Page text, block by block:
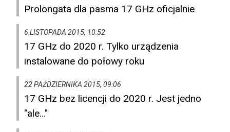
Prolongata dla pasma 17 GHz oficjalnie
6 LISTOPADA 2015, 10:52
17 GHz do 2020 r. Tylko urządzenia
instalowane do połowy roku
22 PAŹDZIERNIKA 2015, 09:06
17 GHz bez licencji do 2020 r. Jest jedno
"ale..."